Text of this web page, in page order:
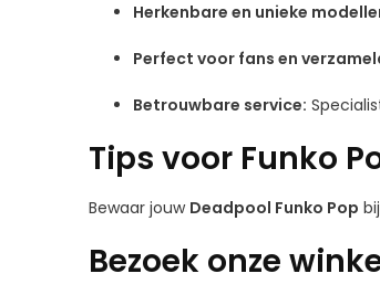
Herkenbare en unieke
Perfect voor fans en
Betrouwbare service:
Tips voor Funko
Bewaar jouw Deadpool Funko Pop
Bezoek onze